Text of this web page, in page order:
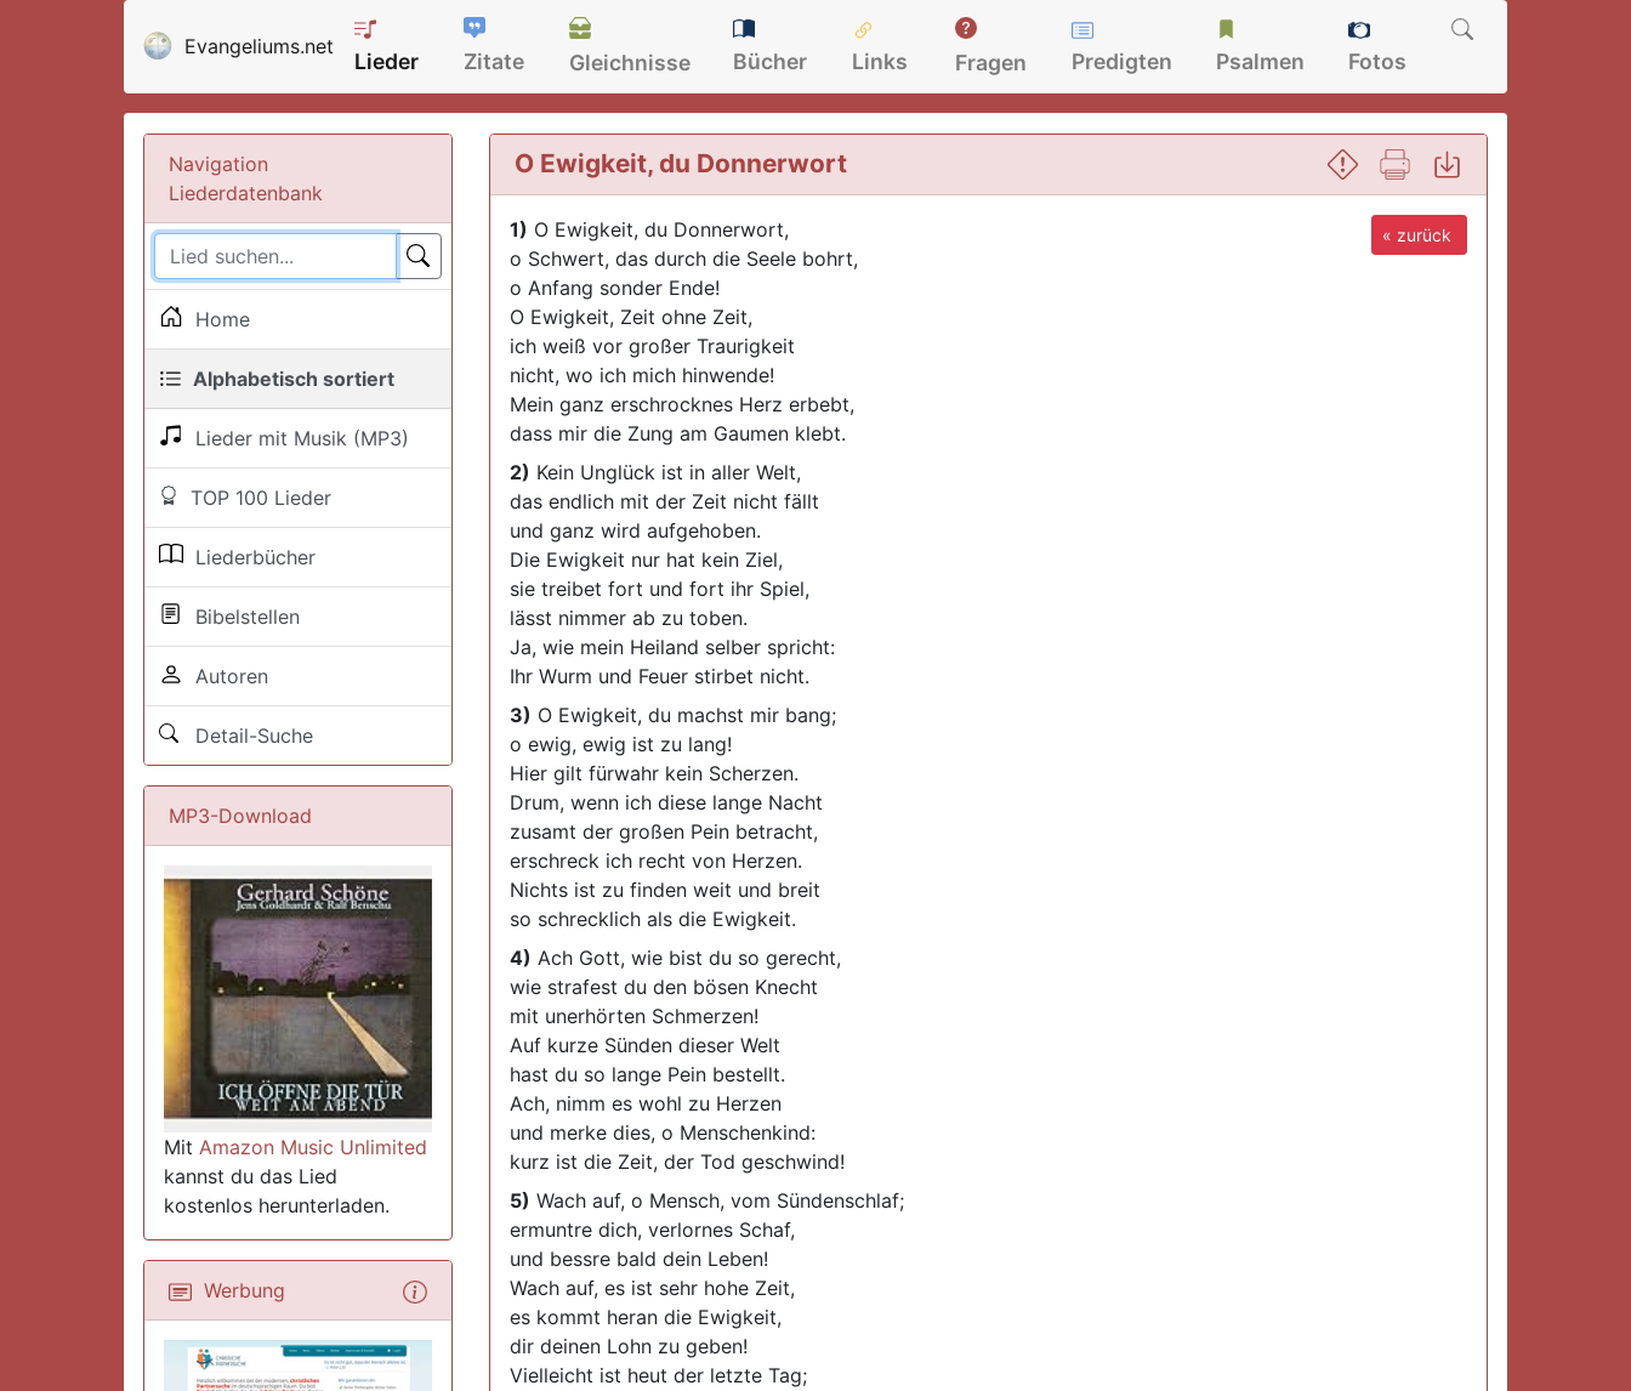
Evangeliums.net
Lieder Zitate Gleichnisse Bücher Links Fragen Predigten Psalmen Fotos
Navigation
Liederdatenbank
Home
Alphabetisch sortiert
Lieder mit Musik (MP3)
TOP 100 Lieder
Liederbücher
Bibelstellen
Autoren
Detail-Suche
MP3-Download
Mit Amazon Music Unlimited
kannst du das Lied
kostenlos herunterladen.
Werbung
O Ewigkeit, du Donnerwort
« zurück
1) O Ewigkeit, du Donnerwort,
o Schwert, das durch die Seele bohrt,
o Anfang sonder Ende!
O Ewigkeit, Zeit ohne Zeit,
ich weiß vor großer Traurigkeit
nicht, wo ich mich hinwende!
Mein ganz erschrocknes Herz erbebt,
dass mir die Zung am Gaumen klebt.
2) Kein Unglück ist in aller Welt,
das endlich mit der Zeit nicht fällt
und ganz wird aufgehoben.
Die Ewigkeit nur hat kein Ziel,
sie treibet fort und fort ihr Spiel,
lässt nimmer ab zu toben.
Ja, wie mein Heiland selber spricht:
Ihr Wurm und Feuer stirbet nicht.
3) O Ewigkeit, du machst mir bang;
o ewig, ewig ist zu lang!
Hier gilt fürwahr kein Scherzen.
Drum, wenn ich diese lange Nacht
zusamt der großen Pein betracht,
erschreck ich recht von Herzen.
Nichts ist zu finden weit und breit
so schrecklich als die Ewigkeit.
4) Ach Gott, wie bist du so gerecht,
wie strafest du den bösen Knecht
mit unerhörten Schmerzen!
Auf kurze Sünden dieser Welt
hast du so lange Pein bestellt.
Ach, nimm es wohl zu Herzen
und merke dies, o Menschenkind:
kurz ist die Zeit, der Tod geschwind!
5) Wach auf, o Mensch, vom Sündenschlaf;
ermuntre dich, verlornes Schaf,
und bessre bald dein Leben!
Wach auf, es ist sehr hohe Zeit,
es kommt heran die Ewigkeit,
dir deinen Lohn zu geben!
Vielleicht ist heut der letzte Tag;